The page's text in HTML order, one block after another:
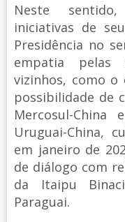
Neste
iniciativas de
Presidência no
empatia pelas
vizinhos, como o
possibilidade de
Mercosul-
Uruguai-China,
em janeiro de
de diálogo com
da Itaipu
Paraguai.